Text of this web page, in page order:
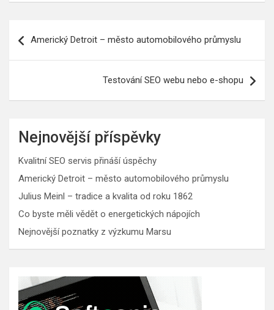
proAmerický Detroit – město automobilového průmyslu
Testování SEO webu nebo e-shopu
Nejnovější příspěvky
Kvalitní SEO servis přináší úspěchy
Americký Detroit – město automobilového průmyslu
Julius Meinl – tradice a kvalita od roku 1862
Co byste měli vědět o energetických nápojích
Nejnovější poznatky z výzkumu Marsu